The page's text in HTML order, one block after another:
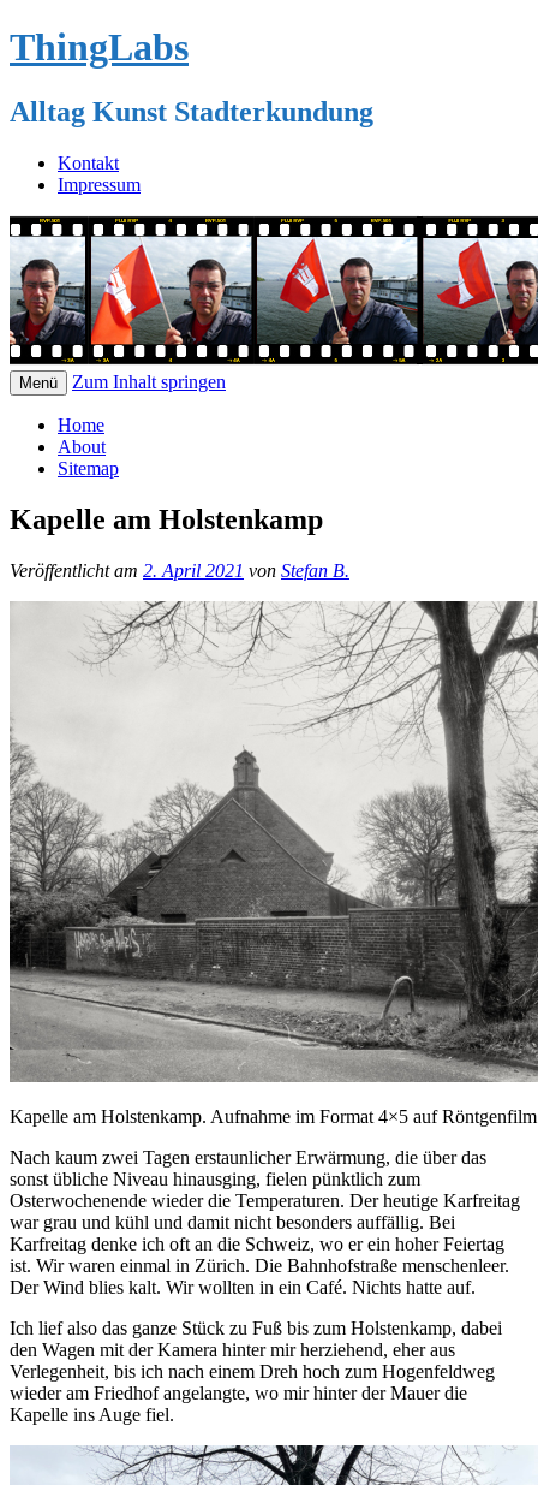
ThingLabs
Alltag Kunst Stadterkundung
Kontakt
Impressum
Menü Zum Inhalt springen
Home
About
Sitemap
Kapelle am Holstenkamp
Veröffentlicht am 2. April 2021 von Stefan B.
Kapelle am Holstenkamp. Aufnahme im Format 4×5 auf
Nach kaum zwei Tagen erstaunlicher Erwärmung, die über das
sonst übliche Niveau hinausging, fielen pünktlich zum
Osterwochenende wieder die Temperaturen. Der heutige Karfreitag
war grau und kühl und damit nicht besonders auffällig. Bei
Karfreitag denke ich oft an die Schweiz, wo er ein hoher Feiertag
ist. Wir waren einmal in Zürich. Die Bahnhofstraße menschenleer.
Der Wind blies kalt. Wir wollten in ein Café. Nichts hatte auf.
Ich lief also das ganze Stück zu Fuß bis zum Holstenkamp, dabei
den Wagen mit der Kamera hinter mir herziehend, eher aus
Verlegenheit, bis ich nach einem Dreh hoch zum Hogenfeldweg
wieder am Friedhof angelangte, wo mir hinter der Mauer die
Kapelle ins Auge fiel.